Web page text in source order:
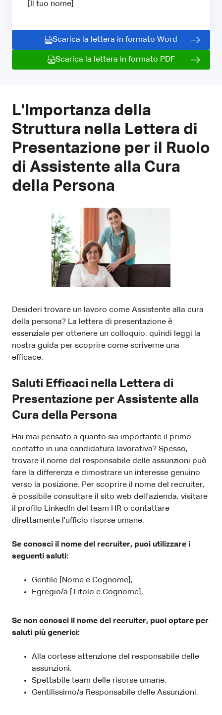
[Il tuo nome]
Scarica la lettera in formato Word
Scarica la lettera in formato PDF
L'Importanza della
Struttura nella Lettera di
Presentazione per il Ruolo
di Assistente alla Cura
della Persona
Desideri trovare un lavoro come Assistente alla cura
della persona? La lettera di presentazione è
essenziale per ottenere un colloquio, quindi leggi la
nostra guida per scoprire come scriverne una
efficace.
Saluti Efficaci nella Lettera di
Presentazione per Assistente alla
Cura della Persona
Hai mai pensato a quanto sia importante il primo
contatto in una candidatura lavorativa? Spesso,
trovare il nome del responsabile delle assunzioni può
fare la differenza e dimostrare un interesse genuino
verso la posizione. Per scoprire il nome del recruiter,
è possibile consultare il sito web dell'azienda, visitare
il profilo LinkedIn del team HR o contattare
direttamente l'ufficio risorse umane.
Se conosci il nome del recruiter, puoi utilizzare i
seguenti saluti:
Gentile [Nome e Cognome],
Egregio/a [Titolo e Cognome],
Se non conosci il nome del recruiter, puoi optare per
saluti più generici:
Alla cortese attenzione del responsabile delle
assunzioni,
Spettabile team delle risorse umane,
Gentilissimo/a Responsabile delle Assunzioni,